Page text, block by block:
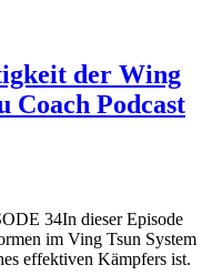
der Wing
Coach Podcast
34In dieser Episode
im Ving Tsun System
effektiven Kämpfers ist.